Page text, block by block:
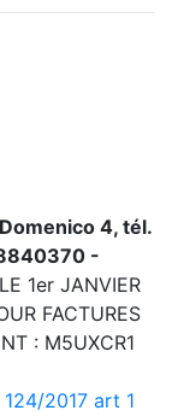
4, tél.
-
1er JANVIER
FACTURES
: M5UXCR1
2017 art 1